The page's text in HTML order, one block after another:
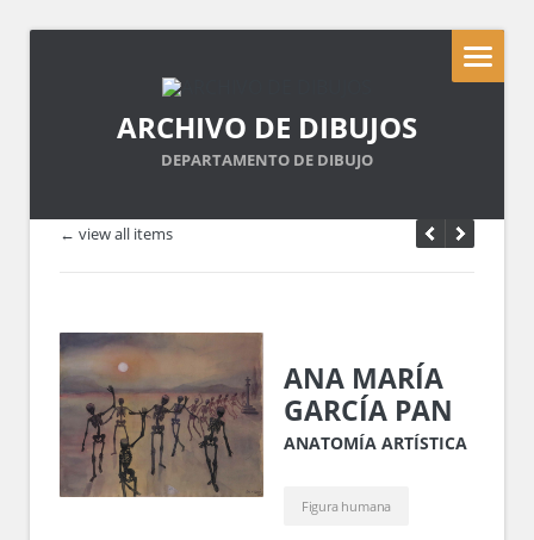
ARCHIVO DE DIBUJOS
DEPARTAMENTO DE DIBUJO
← view all items
ANA MARÍA
GARCÍA PAN
ANATOMÍA ARTÍSTICA
Figura humana